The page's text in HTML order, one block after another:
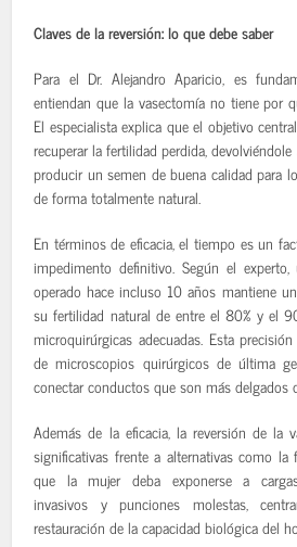
Claves de la reversión: lo que debe saber
Para el Dr. Alejandro Aparicio, es
entiendan que la vasectomía no tiene por
El especialista explica que el objetivo
recuperar la fertilidad perdida,
producir un semen de buena calidad para
de forma totalmente natural.
En términos de eficacia, el tiempo es un
impedimento definitivo. Según el
operado hace incluso 10 años mantiene
su fertilidad natural de entre el 80% y el
microquirúrgicas adecuadas. Esta
de microscopios quirúrgicos de última
conectar conductos que son más delgados
Además de la eficacia, la reversión de la
significativas frente a alternativas como la
que la mujer deba exponerse a
invasivos y punciones molestas,
restauración de la capacidad biológica del